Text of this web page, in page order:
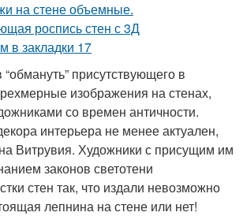
присутствующего в
изображения на стенах,
со времен античности.
интерьера не менее актуален,
Витрувия. Художники с присущим им
законов светотени
стен так, что издали невозможно
лепнина на стене или нет!